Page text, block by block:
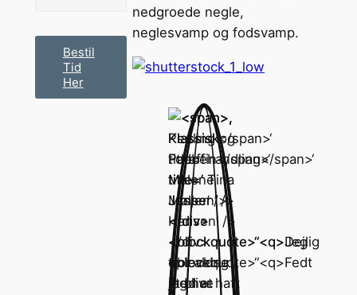
Bestil
Tid
Her
nedgroede negle,
neglesvamp og fodsvamp.